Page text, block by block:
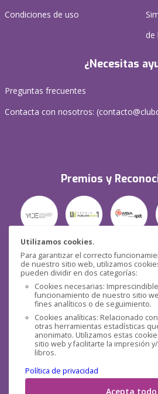
Utilizamos cookies.
Para garantizar el correcto
de nuestro sitio web, utilizamos
pueden dividir en dos categorías:
Cookies necesarias:
funcionamiento de nuestro sitio
fines analíticos o de seguimiento.
Cookies analíticas: Relacionado
otras herramientas estadísticas
anonimato. Utilizamos estas
sitio web y facilitarte la impresión
libros.
Política de privacidad
Acepta todo
Condiciones de uso
de
¿Necesitas
Preguntas frecuentes
Contacta con nosotros: (
Premios y
Seguridad
Redes